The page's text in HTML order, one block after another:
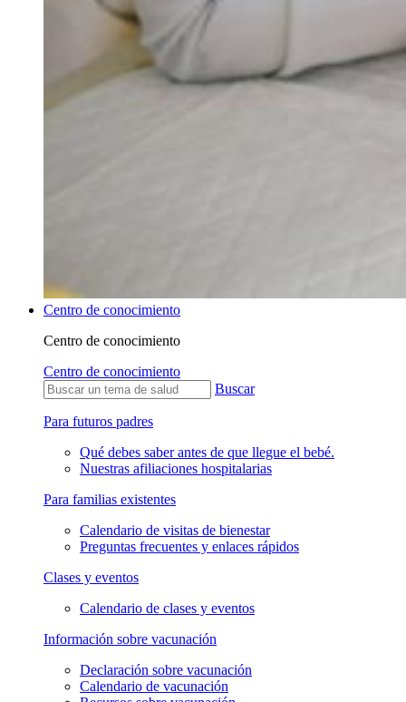
Centro de conocimiento
Centro de conocimiento
Centro de conocimiento
Buscar
Para futuros padres
Qué debes saber antes de que llegue el bebé.
Nuestras afiliaciones hospitalarias
Para familias existentes
Calendario de visitas de bienestar
Preguntas frecuentes y enlaces rápidos
Clases y eventos
Calendario de clases y eventos
Información sobre vacunación
Declaración sobre vacunación
Calendario de vacunación